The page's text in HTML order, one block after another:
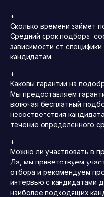
+
Сколько времени займет
Средний срок подбора
зависимости от
кандидатам.
+
Каковы гарантии на
Мы предоставляем
включая бесплатный
несоответствия
течение определенного
+
Можно ли участвовать в
Да, мы приветствуем
отбора и рекомендуем
интервью с кандидатами
наиболее подходящих